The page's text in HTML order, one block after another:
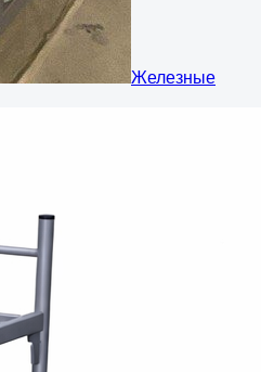
Железные